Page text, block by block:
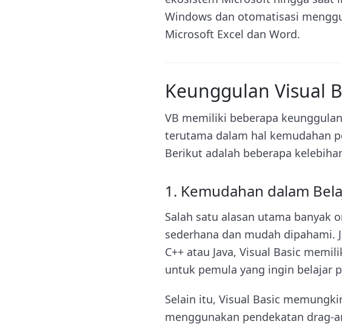
Windows dan otomatisasi
Microsoft Excel dan Word.
Keunggulan Visual
VB memiliki beberapa
terutama dalam hal kemudahan
Berikut adalah beberapa
1. Kemudahan dalam
Salah satu alasan utama banyak
sederhana dan mudah dipahami.
C++ atau Java, Visual Basic
untuk pemula yang ingin belajar
Selain itu, Visual Basic
menggunakan pendekatan drag-